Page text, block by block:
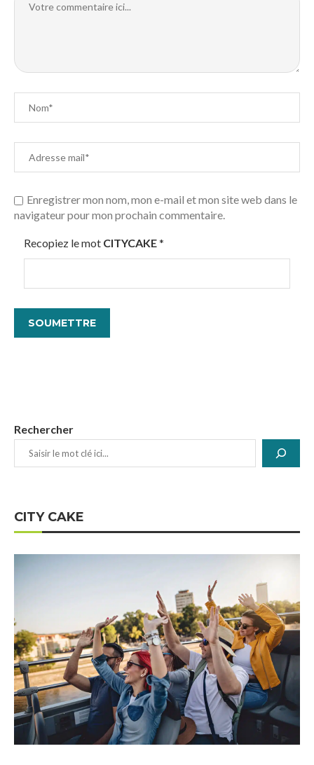
Enregistrer mon nom, mon e-mail et mon site web dans le
navigateur pour mon prochain commentaire.
Recopiez le mot CITYCAKE*
Rechercher
CITY CAKE